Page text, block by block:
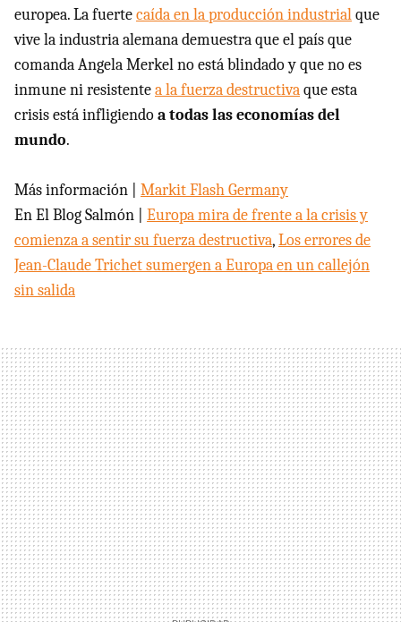
europea. La fuertecaída en la producción industrialque
vive la industria alemana demuestra que el país que
comanda Angela Merkel no está blindado y que no es
inmune ni resistentea la fuerza destructivaque esta
crisis está infligiendoa todas las economías del
mundo.
Más información | Markit Flash Germany
En El Blog Salmón | Europa mira de frente a la crisis y
comienza a sentir su fuerza destructiva,Los errores de
Jean-Claude Trichet sumergen a Europa en un callejón
sin salida